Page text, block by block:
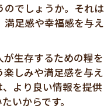
のでしょうか。それは
足感や幸福感を与え
生存するための糧を
しみや満足感を与え
より良い情報を提供
いからです。